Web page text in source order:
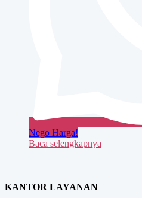
Nego Harga!
Baca selengkapnya
KANTOR LAYANAN